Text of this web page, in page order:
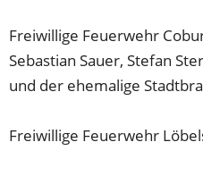
Freiwillige Feuerwehr
Sebastian Sauer, Stefan
und der ehemalige
Freiwillige Feuerwehr